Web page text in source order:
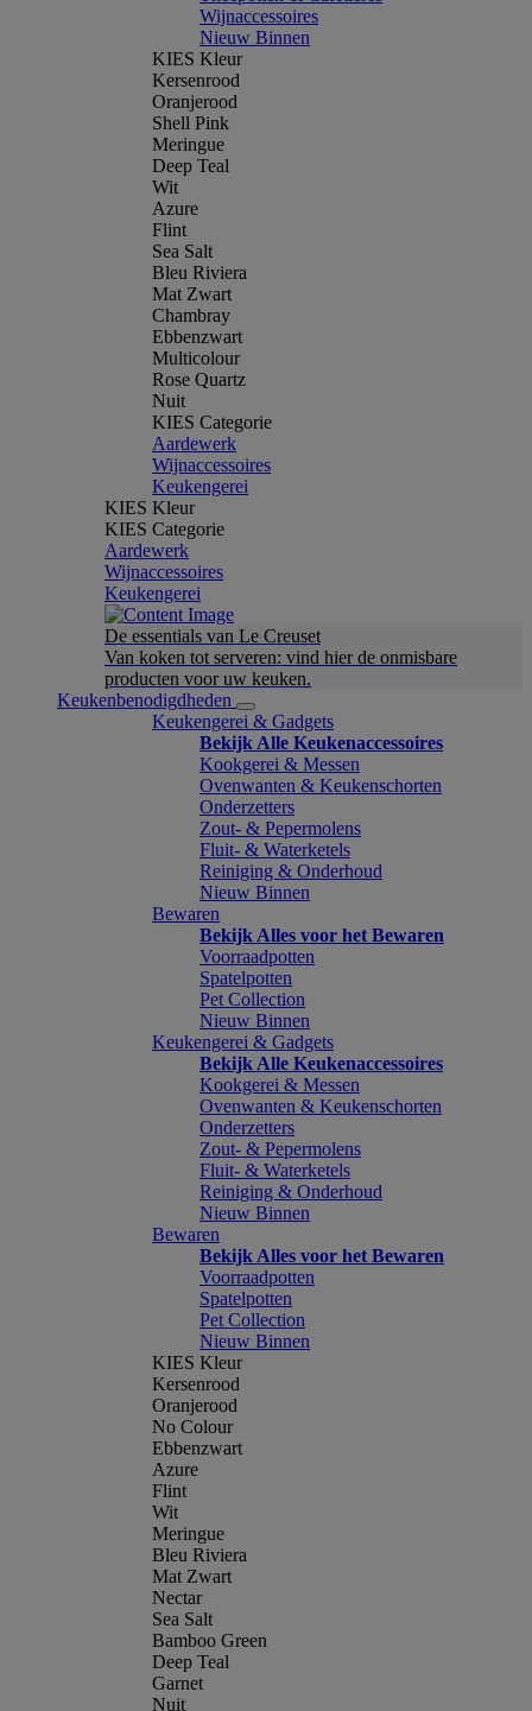
Wijnaccessoires
Nieuw Binnen
KIES Kleur
Kersenrood
Oranjerood
Shell Pink
Meringue
Deep Teal
Wit
Azure
Flint
Sea Salt
Bleu Riviera
Mat Zwart
Chambray
Ebbenzwart
Multicolour
Rose Quartz
Nuit
KIES Categorie
Aardewerk
Wijnaccessoires
Keukengerei
KIES Kleur
KIES Categorie
Aardewerk
Wijnaccessoires
Keukengerei
De essentials van Le Creuset
Van koken tot serveren: vind hier de onmisbare
producten voor uw keuken.
Keukenbenodigdheden
Keukengerei & Gadgets
Bekijk Alle Keukenaccessoires
Kookgerei & Messen
Ovenwanten & Keukenschorten
Onderzetters
Zout- & Pepermolens
Fluit- & Waterketels
Reiniging & Onderhoud
Nieuw Binnen
Bewaren
Bekijk Alles voor het Bewaren
Voorraadpotten
Spatelpotten
Pet Collection
Nieuw Binnen
Keukengerei & Gadgets
Bekijk Alle Keukenaccessoires
Kookgerei & Messen
Ovenwanten & Keukenschorten
Onderzetters
Zout- & Pepermolens
Fluit- & Waterketels
Reiniging & Onderhoud
Nieuw Binnen
Bewaren
Bekijk Alles voor het Bewaren
Voorraadpotten
Spatelpotten
Pet Collection
Nieuw Binnen
KIES Kleur
Kersenrood
Oranjerood
No Colour
Ebbenzwart
Azure
Flint
Wit
Meringue
Bleu Riviera
Mat Zwart
Nectar
Sea Salt
Bamboo Green
Deep Teal
Garnet
Nuit